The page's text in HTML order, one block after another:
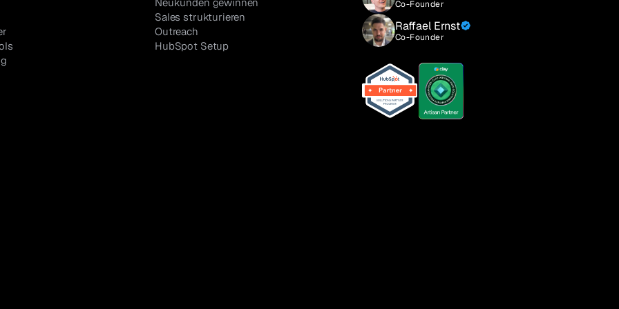
Sales strukturieren
Outreach
HubSpot Setup
Co-Founder
Raffael Ernst
Co-Founder